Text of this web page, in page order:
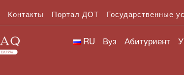
Контакты Портал ДОТ Государственные
RU Вуз Абитуриент